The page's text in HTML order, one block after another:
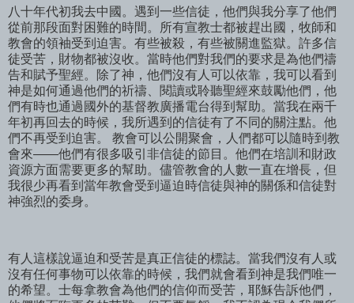
八十年代初我去中國。遇到一些信徒，他們與我分享了他們
從前那段面對困難的時間。所有宣教士都被趕出國，牧師和
教會的領袖受到迫害。有些被殺，有些被關進監獄。許多信
徒受苦，財物都被沒收。當時他們對我們的要求是為他們禱
告和賦予聖經。除了神，他們沒有人可以依靠，我可以看到
神是如何通過他們的祈禱、閱讀或聆聽聖經來鼓勵他們，他
們有時也通過國外的基督教廣播電台得到幫助。當我在兩千
年初再回去的時候，我所遇到的信徒有了不同的關注點。他
們不再受到迫害。 教會可以公開聚會，人們都可以隨時到教
會來——他們有很多吸引非信徒的節目。他們在培訓和財政
資源方面需要更多的幫助。儘管教會的人數一直在增長，但
我很少再看到當年教會受到逼迫時信徒與神的關係和信徒對
神強烈的委身。
有人這樣說逼迫和受苦是真正信徒的標誌。當我們沒有人或
沒有任何事物可以依靠的時候，我們就會看到神是我們唯一
的希望。士每拿教會為他們的信仰而受苦，耶穌告訴他們，